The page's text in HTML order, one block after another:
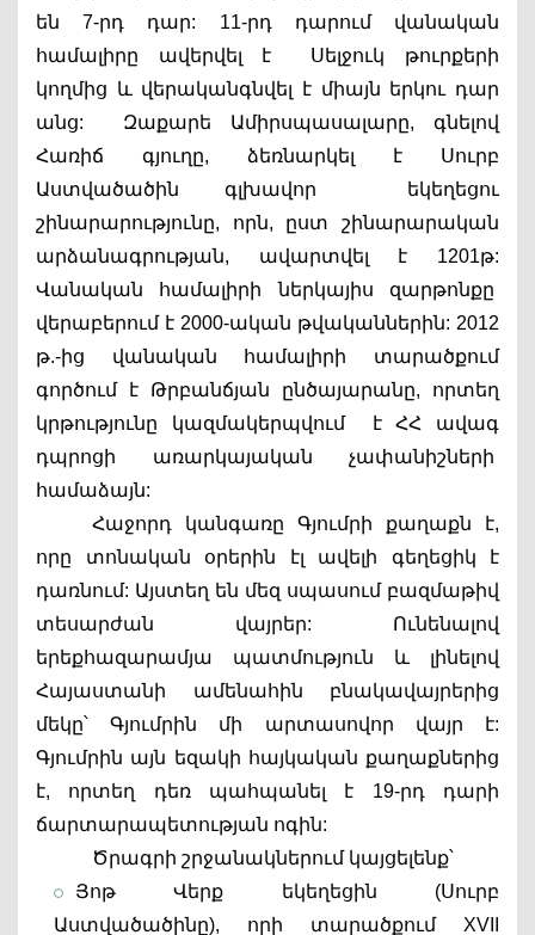
են 7-րդ դար: 11-րդ դարում վանական
համալիրը ավերվել է  Սելջուկ թուրքերի
կողմից և վերականգնվել է միայն երկու դար
անց:  Զաքարե Ամիրսպասալարը, գնելով
Հառիճ գյուղը, ձեռնարկել է Սուրբ
Աստվածածին գլխավոր  եկեղեցու
շինարարությունը, որն, ըստ շինարարական
արձանագրության, ավարտվել է 1201թ:
Վանական համալիրի ներկայիս զարթոնքը
վերաբերում է 2000-ական թվականներին: 2012
թ.-ից վանական համալիրի տարածքում
գործում է Թրբանճյան ընծայարանը, որտեղ
կրթությունը կազմակերպվում  է ՀՀ ավագ
դպրոցի առարկայական չափանիշների
համաձայն:
Հաջորդ կանգառը Գյումրի քաղաքն է,
որը տոնական օրերին էլ ավելի գեղեցիկ է
դառնում: Այստեղ են մեզ սպասում բազմաթիվ
տեսարժան վայրեր: Ունենալով
երեքհազարամյա պատմություն և լինելով
Հայաստանի ամենահին բնակավայրերից
մեկը՝ Գյումրին մի արտասովոր վայր է:
Գյումրին այն եզակի հայկական քաղաքներից
է, որտեղ դեռ պահպանել է 19-րդ դարի
ճարտարապետության ոգին:
Ծրագրի շրջանակներում կայցելենք՝
Յոթ Վերք եկեղեցին (Սուրբ
Աստվածածինը), որի տարածքում XVII